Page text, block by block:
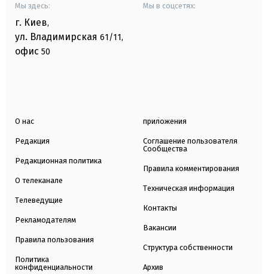
Мы здесь:
г. Киев,
ул. Владимирская 61/11,
офис 50
Мы в соцсетях:
О нас
Редакция
Редакционная политика
О телеканале
Телеведущие
Рекламодателям
Правила пользования
Политика
конфиденциальности
приложения
Соглашение пользователя
Сообщества
Правила комментирования
Техническая информация
Контакты
Вакансии
Структура собственности
Архив